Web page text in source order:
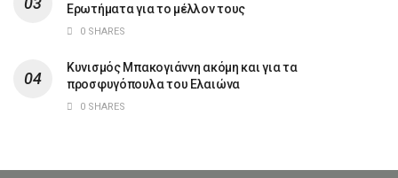
Ερωτήματα για το μέλλον τους
0 SHARES
Κυνισμός Μπακογιάννη ακόμη και για τα
προσφυγόπουλα του Ελαιώνα
0 SHARES